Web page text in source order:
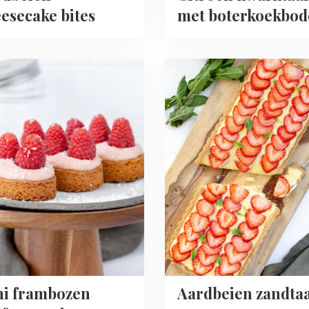
bites
met
frambozen
Aardbeien
more
about
Aardbeien
zandtaart